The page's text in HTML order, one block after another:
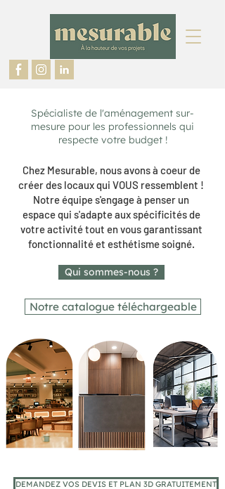
Spécialiste de l'aménagement sur-
mesure pour les professionnels qui
respecte votre budget !
Chez Mesurable, nous avons à coeur de
créer des locaux qui VOUS ressemblent !
Notre équipe s'engage à penser un
espace qui s'adapte aux spécificités de
votre activité tout en vous garantissant
fonctionnalité et esthétisme soigné.
Qui sommes-nous ?
Notre catalogue téléchargeable
DEMANDEZ VOS DEVIS ET PLAN 3D GRATUITEMENT